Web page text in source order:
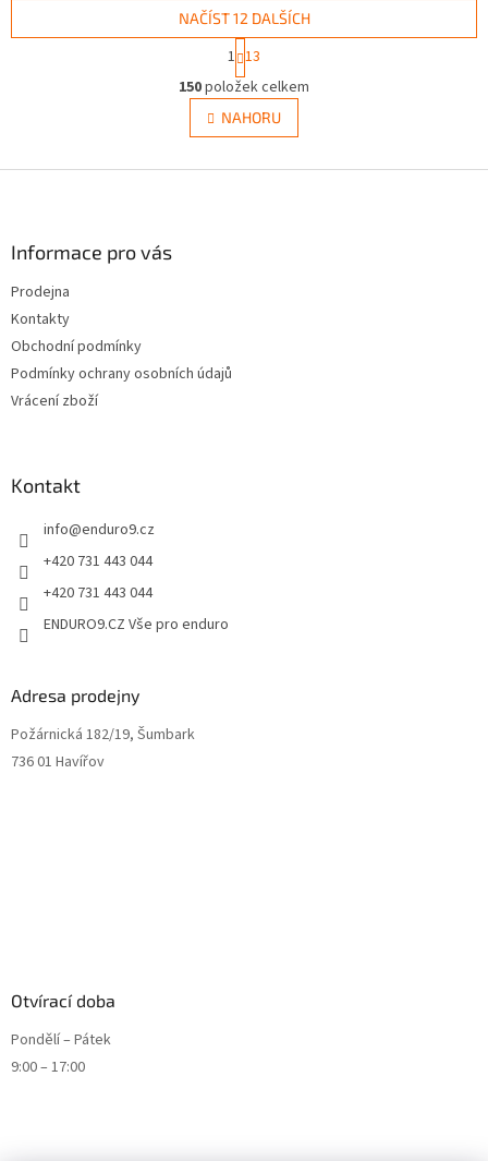
O
v
l
á
NAČÍST 12 DALŠÍCH
S
t
r
á
n
k
v
1 13
150položek celkem
NAHORU
Informace pro vás
Prodejna
Kontakty
Obchodní podmínky
Podmínky ochrany osobních údajů
Vrácení zboží
Kontakt
info@enduro9.cz
+420 731 443 044
+420 731 443 044
ENDURO9.CZ Vše pro enduro
Adresa prodejny
Požárnická 182/19, Šumbark
736 01 Havířov
Otvírací doba
Pondělí – Pátek
9:00 – 17:00